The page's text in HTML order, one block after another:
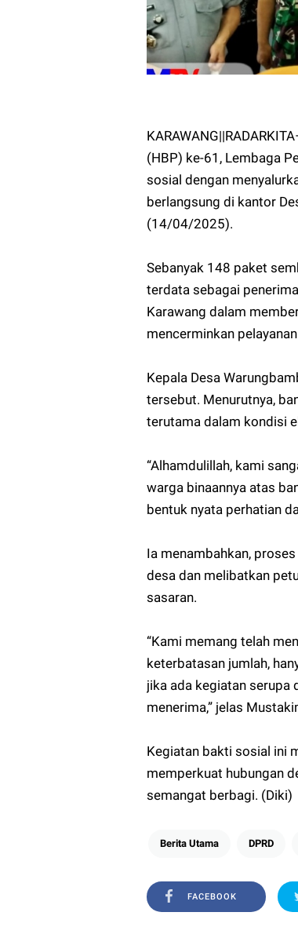
(HBP) ke-61, Lembaga
sosial dengan
berlangsung di kantor
(14/04/2025).
Sebanyak 148 paket
terdata sebagai
Karawang dalam
mencerminkan
Kepala Desa
tersebut. Menurutnya,
terutama dalam kondisi
“Alhamdulillah, kami
warga binaannya atas
bentuk nyata perhatian
Ia menambahkan,
desa dan melibatkan
sasaran.
“Kami memang telah
keterbatasan jumlah,
jika ada kegiatan serupa
menerima,” jelas
Kegiatan bakti sosial ini
memperkuat hubungan
semangat berbagi. (Diki)
Berita Utama DPRD
FACEBOOK